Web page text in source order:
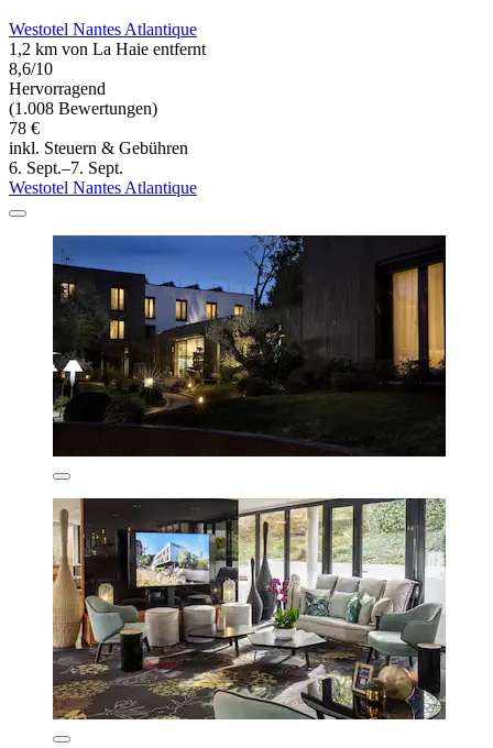
Westotel Nantes Atlantique
1,2 km von La Haie entfernt
8,6/10
Hervorragend
(1.008 Bewertungen)
78 €
inkl. Steuern & Gebühren
6. Sept.–7. Sept.
Westotel Nantes Atlantique